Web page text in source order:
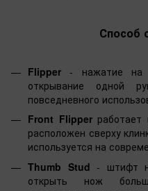
Способ
Flipper - нажатие на
открывание одной
повседневного
Front Flipperработает
расположен сверху
используется на
Thumb Stud - штифт
открыть нож